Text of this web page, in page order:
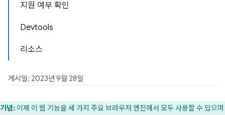
지원 여부 확인
Devtools
리소스
게시일: 2023년 9월 28일
기념: 이제 이 웹 기능을 세 가지 주요 브라우저 엔진에서 모두 사용할 수 있으며